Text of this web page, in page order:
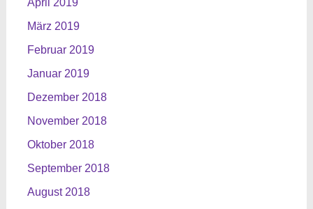
April 2019
März 2019
Februar 2019
Januar 2019
Dezember 2018
November 2018
Oktober 2018
September 2018
August 2018